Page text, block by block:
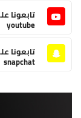
تابعونا
youtube
تابعونا
snapchat